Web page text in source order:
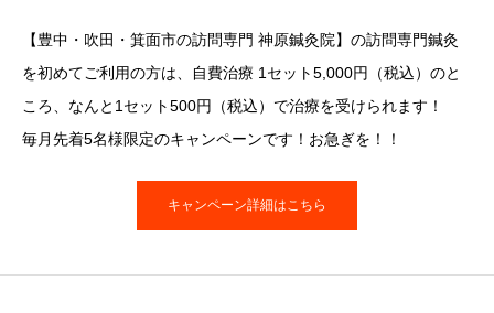
【豊中・吹田・箕面市の訪問専門 神原鍼灸院】の訪問専門鍼灸
を初めてご利用の方は、自費治療 1セット5,000円（税込）のと
ころ、なんと1セット500円（税込）で治療を受けられます！
毎月先着5名様限定のキャンペーンです！お急ぎを！！
キャンペーン詳細はこちら